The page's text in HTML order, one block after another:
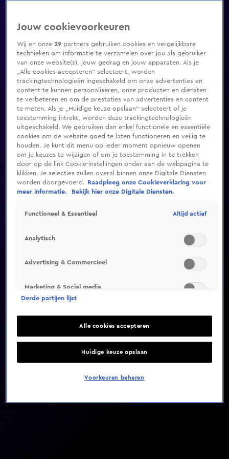
Video helaas niet gevonden
Jouw cookievoorkeuren
Wij en onze29 partners gebruiken cookies en vergelijkbare
technieken om informatie te verzamelen over jou als gebruiker
van onze website(s), jouw gedrag en jouw apparaten. Als je
„Alle cookies accepteren” selecteert, worden
trackingtechnologieën ingeschakeld om onze advertenties en
content te kunnen personaliseren, onze producten en diensten
te verbeteren en om de prestaties van advertenties en content
te meten. Als je „Huidige keuze opslaan” selecteert of je
toestemming intrekt, worden deze trackingtechnologieën
uitgeschakeld. We gebruiken dan enkel functionele en essentiële
cookies om de website goed te laten functioneren en veilig te
houden. Je kunt dit menu op ieder moment opnieuw openen
om je keuzes te wijzigen of om je toestemming in te trekken
door op de link Cookie-instellingen onder aan de webpagina te
klikken. Je selecties zullen overal binnen onze Digitale Diensten
worden doorgevoerd.
Raadpleeg onze Cookieverklaring voor
meer informatie.
Bekijk hier onze Digitale Diensten.
Functioneel & Essentieel Altijd actief
Analytisch
Advertising & Commercieel
Marketing & Social media
Derde partijen lijst
Alle cookies accepteren
Huidige keuze opslaan
Voorkeuren beheren